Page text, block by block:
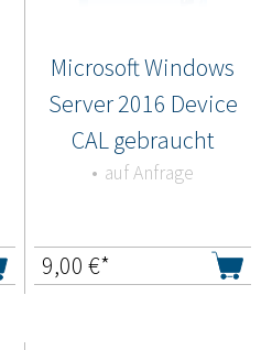
Microsoft Windows
Server 2016 Device
CAL gebraucht
auf Anfrage
9,00 €*